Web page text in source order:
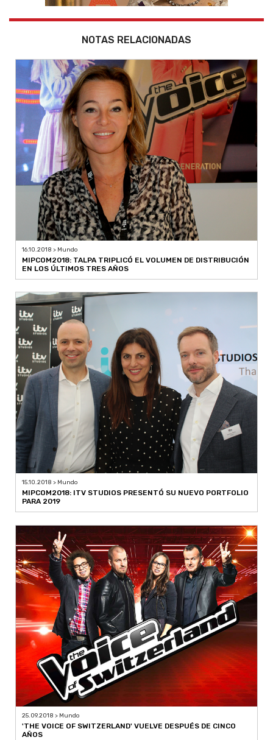
NOTAS RELACIONADAS
16.10.2018 > Mundo
MIPCOM2018: TALPA TRIPLICÓ EL VOLUMEN DE DISTRIBUCIÓN
EN LOS ÚLTIMOS TRES AÑOS
15.10.2018 > Mundo
MIPCOM2018: ITV STUDIOS PRESENTÓ SU NUEVO PORTFOLIO
PARA 2019
25.09.2018 > Mundo
'THE VOICE OF SWITZERLAND' VUELVE DESPUÉS DE CINCO
AÑOS